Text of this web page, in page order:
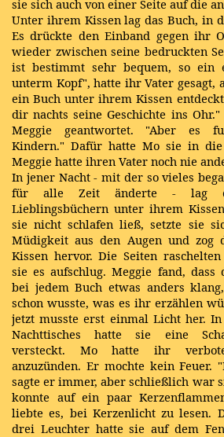
sie sich auch von einer Seite auf die
Unter ihrem Kissen lag das Buch, in
Es drückte den Einband gegen ihr
wieder zwischen seine bedruckten
ist bestimmt sehr bequem, so ein
unterm Kopf", hatte ihr Vater gesagt,
ein Buch unter ihrem Kissen
dir nachts seine Geschichte ins
Meggie geantwortet. "Aber es
Kindern." Dafür hatte Mo sie in die
Meggie hatte ihren Vater noch nie
In jener Nacht - mit der so vieles
für alle Zeit änderte - lag
Lieblingsbüchern unter ihrem
sie nicht schlafen ließ, setzte sie
Müdigkeit aus den Augen und zog
Kissen hervor. Die Seiten
sie es aufschlug. Meggie fand, dass
bei jedem Buch etwas anders
schon wusste, was es ihr erzählen
jetzt musste erst einmal Licht her.
Nachttisches hatte sie eine
versteckt. Mo hatte ihr
anzuzünden. Er mochte kein Feuer.
sagte er immer, aber schließlich war
konnte auf ein paar
liebte es, bei Kerzenlicht zu lesen.
drei Leuchter hatte sie auf dem